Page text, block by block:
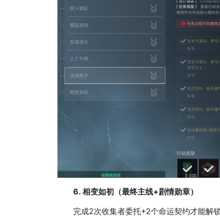
6. 相变如初（最终主线+剧情勋章）
完成2次收集者委托+2个命运契约才能解